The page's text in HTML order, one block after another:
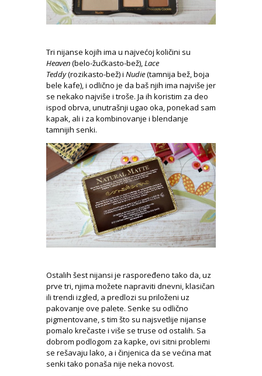
Tri nijanse kojih ima u najvećoj količini su
Heaven(belo-žućkasto-bež),Lace
Teddy(rozikasto-bež) i Nudie(tamnija bež, boja
bele kafe), i odlično je da baš njih ima najviše jer
se nekako najviše i troše. Ja ih koristim za deo
ispod obrva, unutrašnji ugao oka, ponekad sam
kapak, ali i za kombinovanje i blendanje
tamnijih senki.
Ostalih šest nijansi je raspoređeno tako da, uz
prve tri, njima možete napraviti dnevni, klasičan
ili trendi izgled, a predlozi su priloženi uz
pakovanje ove palete. Senke su odlično
pigmentovane, s tim što su najsvetlije nijanse
pomalo krečaste i više se truse od ostalih. Sa
dobrom podlogom za kapke, ovi sitni problemi
se rešavaju lako, a i činjenica da se većina mat
senki tako ponaša nije neka novost.